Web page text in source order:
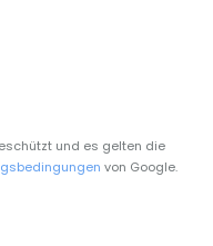
und es gelten die
von Google.